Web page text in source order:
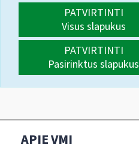
PATVIRTINTI
Visus slapukus
PATVIRTINTI
Pasirinktus slapukus
APIE VMI